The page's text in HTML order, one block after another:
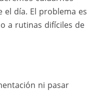
día. El problema es
a rutinas difíciles de
ni pasar